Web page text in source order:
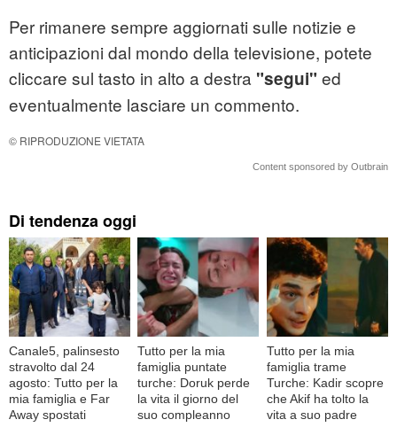
Per rimanere sempre aggiornati sulle notizie e
anticipazioni dal mondo della televisione, potete
cliccare sul tasto in alto a destra "segui" ed
eventualmente lasciare un commento.
© RIPRODUZIONE VIETATA
Content sponsored by Outbrain
Di tendenza oggi
Canale5, palinsesto
stravolto dal 24
agosto: Tutto per la
mia famiglia e Far
Away spostati
Tutto per la mia
famiglia puntate
turche: Doruk perde
la vita il giorno del
suo compleanno
Tutto per la mia
famiglia trame
Turche: Kadir scopre
che Akif ha tolto la
vita a suo padre